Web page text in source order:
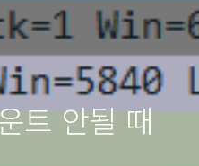
트 안될 때